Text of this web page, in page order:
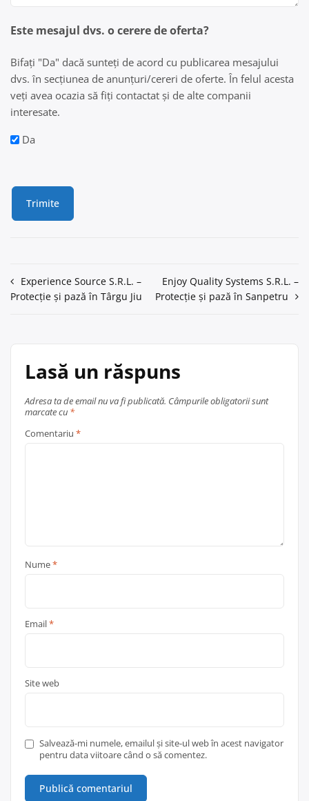
Este mesajul dvs. o cerere de oferta?
Bifați "Da" dacă sunteți de acord cu publicarea mesajului
dvs. în secțiunea de anunțuri/cereri de oferte. În felul acesta
veți avea ocazia să fiți contactat și de alte companii
interesate.
Da
Navigare
Experience Source S.R.L. –
Protecție și pază în Târgu Jiu
Enjoy Quality Systems S.R.L. –
Protecție și pază în Sanpetru
Lasă un răspuns
Adresa ta de email nu va fi publicată. Câmpurile obligatorii sunt
marcate cu *
Comentariu *
Nume*
Email*
Site web
Salvează-mi numele, emailul și site-ul web în acest navigator
pentru data viitoare când o să comentez.